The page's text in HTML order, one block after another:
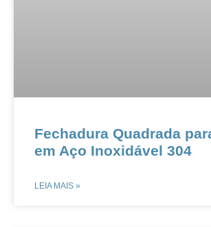
​​​​Fechadura Quadrada
em Aço Inoxidável 304​​
LEIA MAIS »